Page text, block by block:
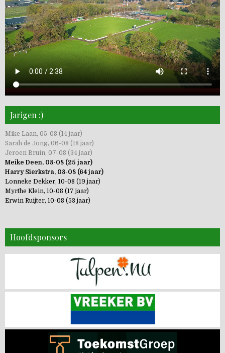
Jarigen :)
Mike Laan, 05-08 (14 jaar)
Sarah de Jong, 06-08 (18 jaar)
Jeroen Bruin, 07-08 (34 jaar)
Meike Deen, 08-08 (25 jaar)
Harry Sierkstra, 08-08 (64 jaar)
Lonneke Dekker, 10-08 (19 jaar)
Myrthe Klein, 10-08 (17 jaar)
Erwin Ruijter, 10-08 (53 jaar)
Hoofdsponsors